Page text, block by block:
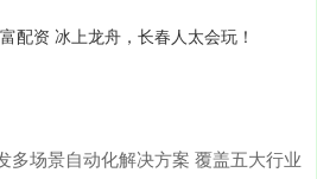
配资 冰上龙舟，长春人太会玩！
多场景自动化解决方案 覆盖五大行业